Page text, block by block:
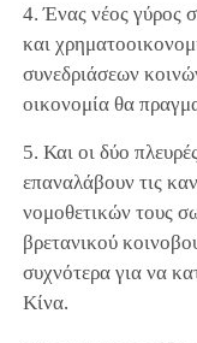
4. Ένας νέος γύρος
και
συνεδριάσεων
οικονομία θα
5. Και οι δύο
επαναλάβουν τις
νομοθετικών τους
βρετανικού
συχνότερα για να
Κίνα.